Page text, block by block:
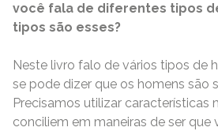
você fala de diferentes tipos
tipos são esses?
Neste livro falo de vários tipos de
se pode dizer que os homens são
Precisamos utilizar características
conciliem em maneiras de ser que